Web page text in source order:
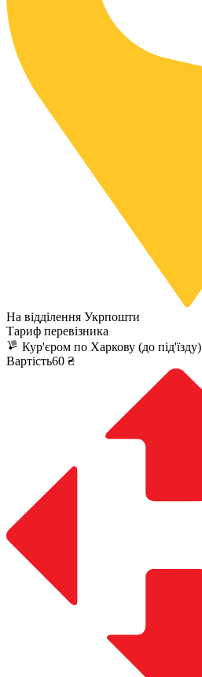
На відділення Укрпошти
Тариф перевізника
Кур'єром по Харкову (до під'їзду)
Вартість60 ₴